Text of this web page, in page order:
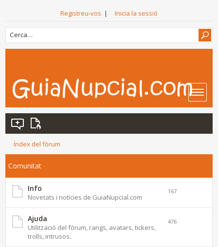
Registreu-vos | Inicia la sessió
Índex del fòrum
Comunitat
Info
Novetats i notícies de GuiaNupcial.com
167
Ajuda
Utilització del fòrum, rangs, avatars, tickers,
trolls, intrusos..
476